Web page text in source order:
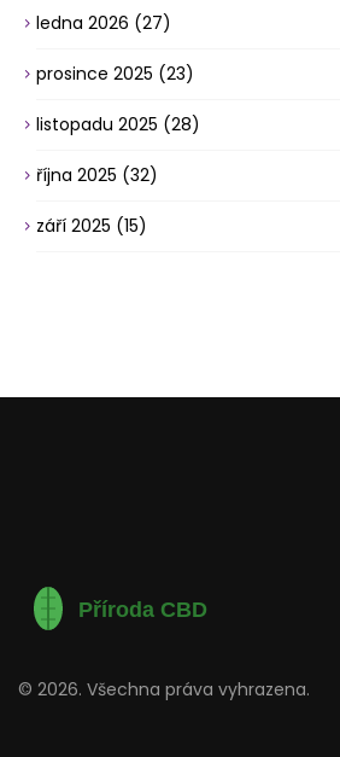
ledna 2026 (27)
prosince 2025 (23)
listopadu 2025 (28)
října 2025 (32)
září 2025 (15)
© 2026. Všechna práva vyhrazena.